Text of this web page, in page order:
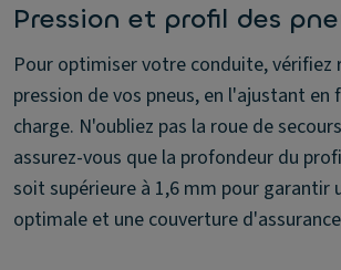
Pression et profil des
Pour optimiser votre conduite, vérifiez
pression de vos pneus, en l'ajustant en
charge. N'oubliez pas la roue de
assurez-vous que la profondeur du
soit supérieure à 1,6 mm pour garantir
optimale et une couverture